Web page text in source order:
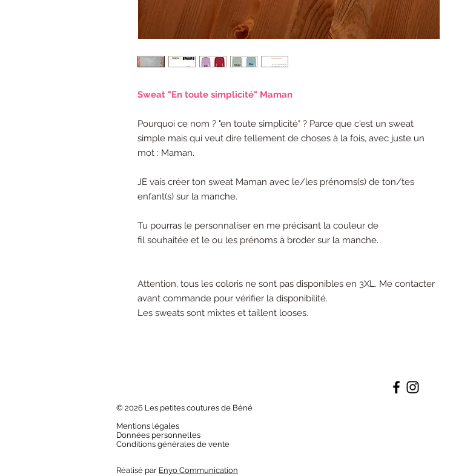
Sweat "En toute simplicité" Maman
Pourquoi ce nom ? "en toute simplicité" ? Parce que c'est un sweat
simple mais qui veut dire tellement de choses à la fois, avec juste un
mot : Maman.
JE vais créer ton sweat Maman avec le/les prénoms(s) de ton/tes
enfant(s) sur la manche.
Tu pourras le personnaliser en me précisant la couleur de
fil souhaitée et le ou les prénoms à broder sur la manche.
Attention, tous les coloris ne sont pas disponibles en 3XL. Me contacter
avant commande pour vérifier la disponibilité.
Les sweats sont mixtes et taillent looses.
© 2026 Les petites coutures de Béné
Mentions légales
Données personnelles
Conditions générales de vente
Réalisé par Enyo Communication